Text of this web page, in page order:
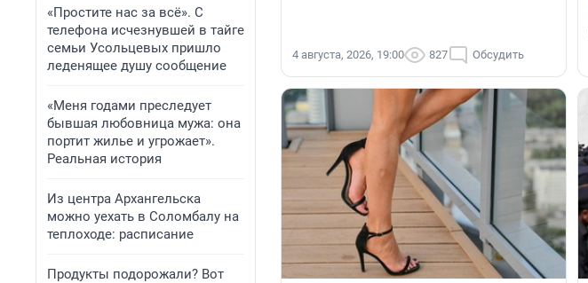
«Простите нас за всё». С
телефона исчезнувшей в тайге
семьи Усольцевых пришло
леденящее душу сообщение
«Меня годами преследует
бывшая любовница мужа: она
портит жилье и угрожает».
Реальная история
Из центра Архангельска
можно уехать в Соломбалу на
теплоходе: расписание
Продукты подорожали? Вот
4 августа, 2026, 19:00 827 Обсудить